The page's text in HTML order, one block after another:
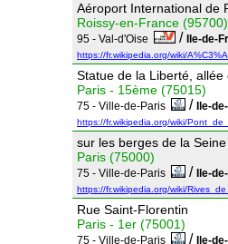
Aéroport International de
Roissy-en-France (95700)
95 - Val-d'Oise / Ile-de-
https://fr.wikipedia.org/wiki/
Statue de la Liberté,
Paris - 15ème (75015)
75 - Ville-de-Paris / Ile-
https://fr.wikipedia.org/wiki/
sur les berges de la Seine
Paris (75000)
75 - Ville-de-Paris / Ile-
https://fr.wikipedia.org/wiki/
Rue Saint-Florentin
Paris - 1er (75001)
75 - Ville-de-Paris / Ile-